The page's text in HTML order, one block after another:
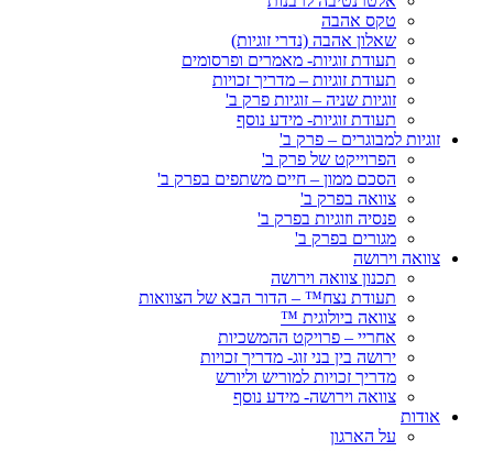
טקס אהבה
שאלון אהבה (נדרי זוגיות)
תעודת זוגיות- מאמרים ופרסומים
תעודת זוגיות – מדריך זכויות
זוגיות שניה – זוגיות פרק ב'
תעודת זוגיות- מידע נוסף
זוגיות למבוגרים – פרק ב'
הפרוייקט של פרק ב'
הסכם ממון – חיים משתפים בפרק ב'
צוואה בפרק ב'
פנסיה וזוגיות בפרק ב'
מגורים בפרק ב'
צוואה וירושה
תכנון צוואה וירושה
תעודת נצח™ – הדור הבא של הצוואות
צוואה ביולוגית ™
אחריי – פרויקט ההמשכיות
ירושה בין בני זוג- מדריך זכויות
מדריך זכויות למוריש וליורש
צוואה וירושה- מידע נוסף
אודות
על הארגון